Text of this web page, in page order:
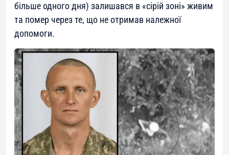
більше одного дня) залишався в «сірій зоні» живим
та помер через те, що не отримав належної
допомоги.